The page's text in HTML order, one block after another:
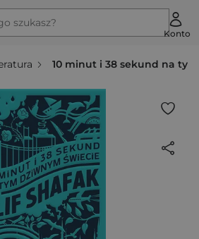
szukasz?
Konto
10 minut i 38 sekund na